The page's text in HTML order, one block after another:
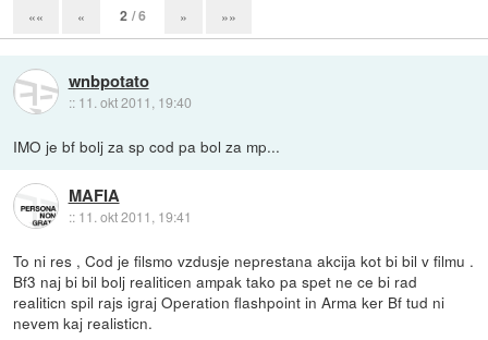
«« « 2 / 6 » »»
wnbpotato
:: 11. okt 2011, 19:40
IMO je bf bolj za sp cod pa bol za mp...
MAFIA
:: 11. okt 2011, 19:41
To ni res , Cod je filsmo vzdusje neprestana akcija kot bi bil v filmu .
Bf3 naj bi bil bolj realiticen ampak tako pa spet ne ce bi rad
realiticn spil rajs igraj Operation flashpoint in Arma ker Bf tud ni
nevem kaj realisticn.